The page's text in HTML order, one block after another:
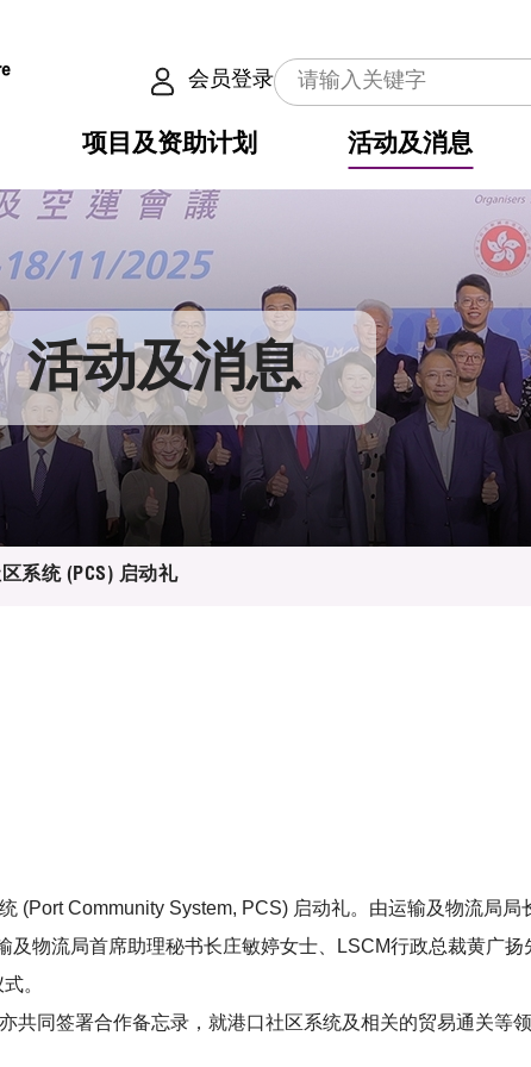
会员登录
新技术
项目及资助计划 活动及消息
活动及消息
系统 (PCS) 启动礼
(Port Community System, PCS) 启动礼。由运输及物流局
物流局首席助理秘书长庄敏婷女士、LSCM行政总裁黄广
。
共同签署合作备忘录，就港口社区系统及相关的贸易通关等